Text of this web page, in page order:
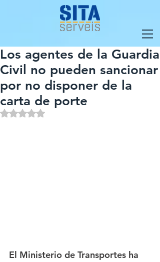
Los agentes de la Guardia
Civil no pueden sancionar
por no disponer de la
carta de porte
Obtuvo NaN de 5 estrellas.
El Ministerio de Transportes ha